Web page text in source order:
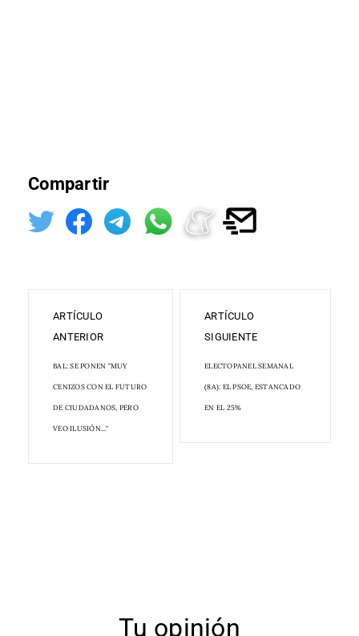
Compartir
ARTÍCULO
ANTERIOR
BAL: SE PONEN "MUY
CENIZOS CON EL FUTURO
DE CIUDADANOS, PERO
VEO ILUSIÓN..."
ARTÍCULO
SIGUIENTE
ELECTOPANEL SEMANAL
(8A): EL PSOE, ESTANCADO
EN EL 25%
Tu opinión